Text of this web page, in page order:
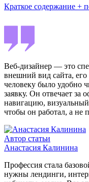
Краткое содержание +
Веб-дизайнер — это
внешний вид сайта, его
человеку было удобно
заявку. Он отвечает за
навигацию,
чтобы он работал, а не
Автор статьи
Анастасия Калинина
Профессия стала
нужны лендинги,